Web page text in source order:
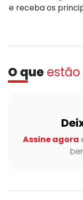
e receba os
O que
Assine agora